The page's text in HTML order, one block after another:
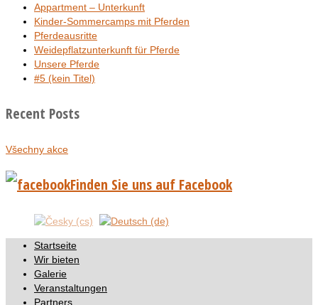
Appartment – Unterkunft
Kinder-Sommercamps mit Pferden
Pferdeausritte
Weidepflatzunterkunft für Pferde
Unsere Pferde
#5 (kein Titel)
Recent Posts
Všechny akce
Finden Sie uns auf Facebook
Startseite
Wir bieten
Galerie
Veranstaltungen
Partners